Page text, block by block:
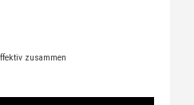
zusammen